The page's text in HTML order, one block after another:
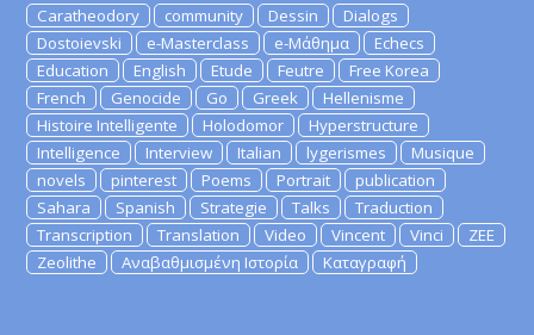
Caratheodory
community Dessin
Dialogs
Dostoievski
e-Masterclass e-Μάθημα
Echecs
Education
English Etude Feutre
Free Korea
French
Genocide Go Greek
Hellenisme
Histoire Intelligente
Holodomor
Hyperstructure
Intelligence
Interview Italian lygerismes
Musique
novels
pinterest Poems Portrait
publication
Sahara
Spanish Strategie Talks
Traduction
Transcription
Translation Video Vincent Vinci
ZEE
Zeolithe
Αναβαθμισμένη Ιστορία Καταγραφή